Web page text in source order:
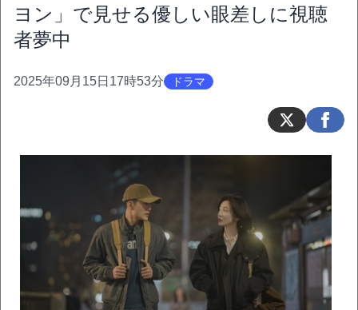
ヨン」で見せる優しい眼差しに視聴
者夢中
2025年09月15日17時53分 ドラマ